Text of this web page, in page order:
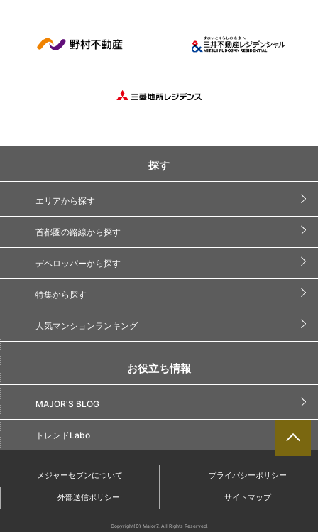
探す
エリアから探す
首都圏の路線から探す
デベロッパーから探す
特集から探す
人気マンションランキング
お役立ち情報
MAJOR'S BLOG
トレンドLabo
メジャーセブンについて プライバシーポリシー
外部送信ポリシー サイトマップ
Copyright(C) Major7. All Rights Reserved.